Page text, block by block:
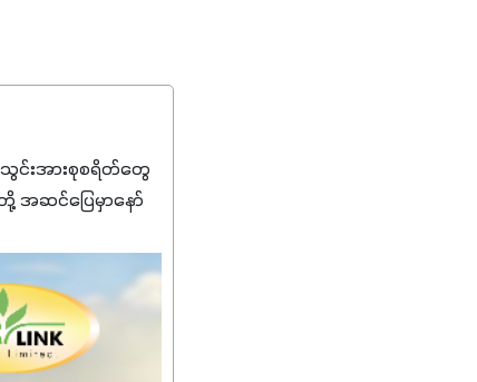
သွင်းအားစုစရိတ်တွေ
အဆင်ပြေမှာနော်
ကိုပဲ ရွေးချယ်သုံး